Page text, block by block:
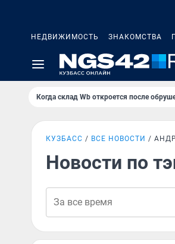
НЕДВИЖИМОСТЬ ЗНАКОМСТВА
Когда склад Wb откроется после
КУЗБАСС ВСЕ НОВОСТИ
Новости по